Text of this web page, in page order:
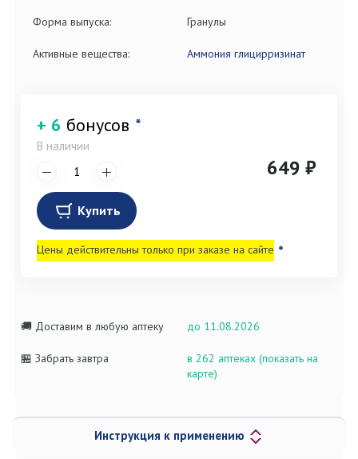
Форма выпуска: Гранулы
Активные вещества: Аммония глицирризинат
+ 6 бонусов *
В наличии
649 ₽
Купить
Цены действительны только при заказе на сайте *
🚚 Доставим в любую аптеку до 11.08.2026
🏪 Забрать завтра
в 262 аптеках (показать на
карте)
Инструкция к применению